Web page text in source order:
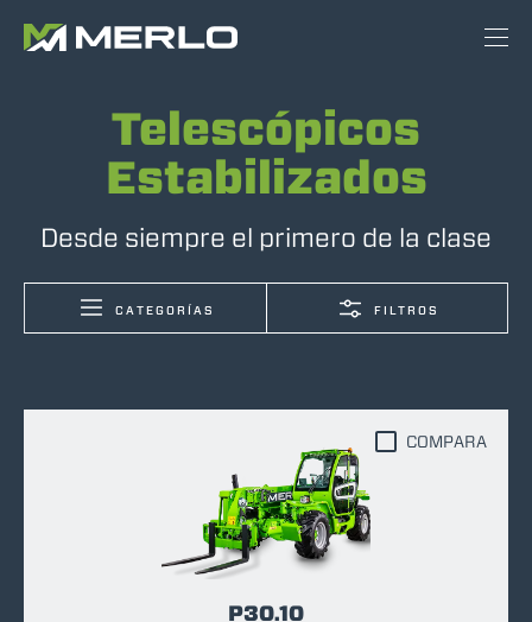
Telescópicos
Estabilizados
Desde siempre el primero de la clase
CATEGORÍAS FILTROS
P30.10
COMPARA